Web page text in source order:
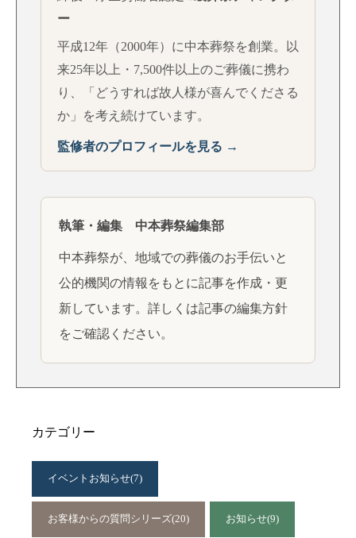
ー
平成12年（2000年）に中本葬祭を創業。以
来25年以上・7,500件以上のご葬儀に携わ
り、「どうすれば故人様が喜んでくださる
か」を考え続けています。
監修者のプロフィールを見る →
執筆・編集 中本葬祭編集部
中本葬祭が、地域での葬儀のお手伝いと
公的機関の情報をもとに記事を作成・更
新しています。詳しくは記事の編集方針
をご確認ください。
カテゴリー
イベントお知らせ(7)
お客様からの質問シリーズ(20) お知らせ(9)